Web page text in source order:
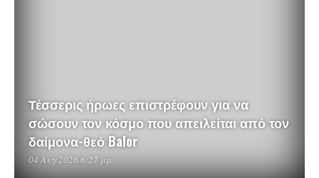
Τέσσερις ήρωες επιστρέφουν για να
σώσουν τον κόσμο που απειλείται από τον
δαίμονα-θεό Balor
04 Αυγ 2026 6:27 μμ